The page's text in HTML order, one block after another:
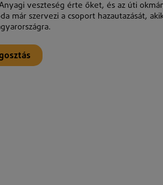
veszteség érte őket, és az úti
már szervezi a csoport hazautazását,